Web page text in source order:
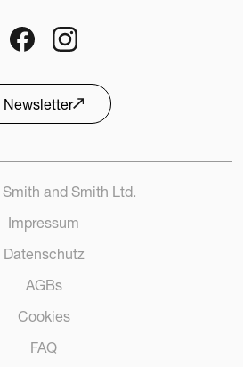
Newsletter
and Smith Ltd.
Impressum
Datenschutz
AGBs
Cookies
FAQ